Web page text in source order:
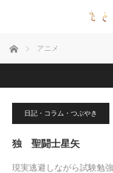
ホーム アニメ
日記・コラム・つぶやき
独 聖闘士星矢
現実逃避しながら試験勉